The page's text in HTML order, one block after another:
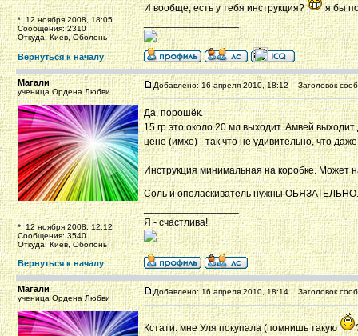
*: 12 ноября 2008, 18:05
Сообщения: 2310
Откуда: Киев, Оболонь
И вообще, есть у тебя инструкция?
я бы
_________________
Вернуться к началу
Магали
ученица Ордена Любви
*: 12 ноября 2008, 12:12
Сообщения: 3540
Откуда: Киев, Оболонь
Добавлено: 16 апреля 2010, 18:12 Заголовок
Да, порошёк.
15 гр это около 20 мл выходит. Амвей
цене (имхо) - так что не удивительно, что
Инструкция минимальная на коробке. Может
Соль и ополаскиватель нужны ОБЯЗАТЕЛЬНО.
_________________
Я - счастлива!
Вернуться к началу
Магали
ученица Ордена Любви
Добавлено: 16 апреля 2010, 18:14 Заголовок
Кстати. мне Уля покупала (помнишь такую